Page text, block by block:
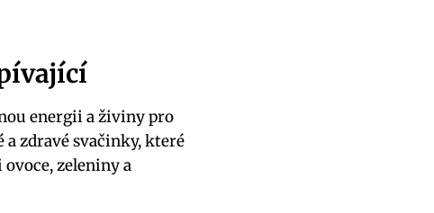
energii a živiny pro
zdravé svačinky, které
zeleniny a